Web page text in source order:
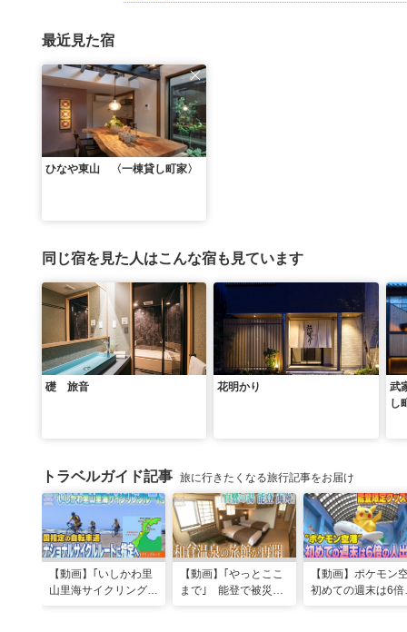
最近見た宿
ひなや東山 〈一棟貸し町家〉
同じ宿を見た人はこんな宿も見ています
礎 旅音 花明かり
武
し
トラベルガイド記事 旅に行きたくなる旅行記事をお届け
【動画】｢いしかわ里
山里海サイクリングル
【動画】｢やっとここ
まで｣ 能登で被災の
【動画】ポケモン
初めての週末は6倍